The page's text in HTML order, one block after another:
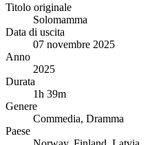
Titolo originale
Solomamma
Data di uscita
07 novembre 2025
Anno
2025
Durata
1h 39m
Genere
Commedia, Dramma
Paese